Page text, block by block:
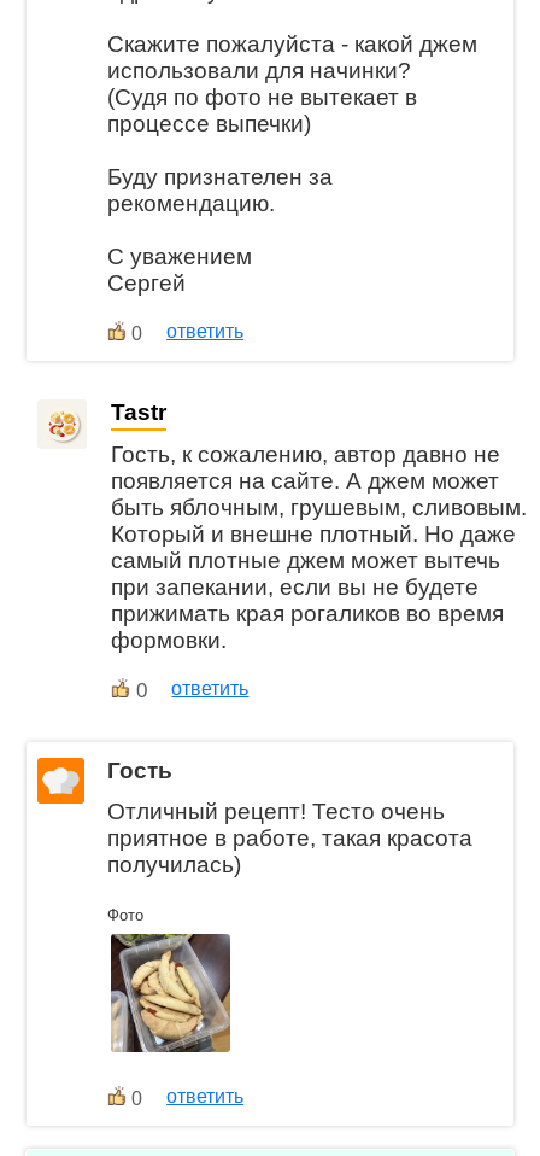
Скажите пожалуйста - какой джем
использовали для начинки?
(Судя по фото не вытекает в
процессе выпечки)
Буду признателен за
рекомендацию.
С уважением
Сергей
0 ответить
Tastr
Гость, к сожалению, автор давно не
появляется на сайте. А джем может
быть яблочным, грушевым, сливовым.
Который и внешне плотный. Но даже
самый плотные джем может вытечь
при запекании, если вы не будете
прижимать края рогаликов во время
формовки.
0 ответить
Гость
Отличный рецепт! Тесто очень
приятное в работе, такая красота
получилась)
Фото
0 ответить